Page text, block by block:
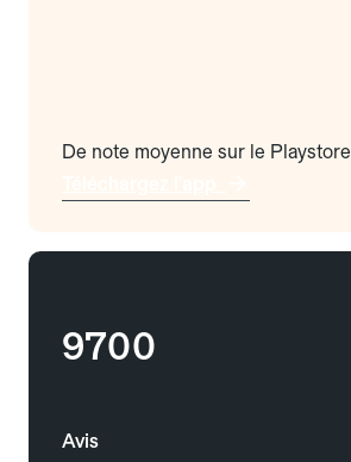
De note moyenne sur le Playstore
9700
Avis